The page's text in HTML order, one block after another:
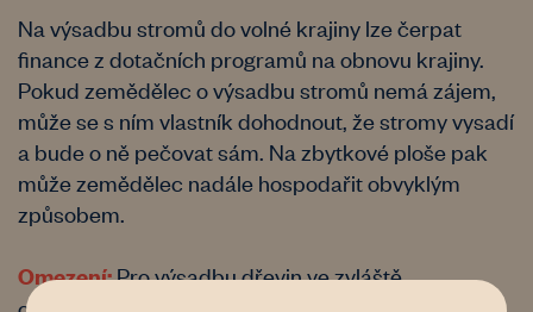
Na výsadbu stromů do volné krajiny lze čerpat
finance z dotačních programů na obnovu krajiny.
Pokud zemědělec o výsadbu stromů nemá zájem,
může se s ním vlastník dohodnout, že stromy vysadí
a bude o ně pečovat sám. Na zbytkové ploše pak
může zemědělec nadále hospodařit obvyklým
způsobem.
​Omezení:Pro výsadbu dřevin ve zvláště